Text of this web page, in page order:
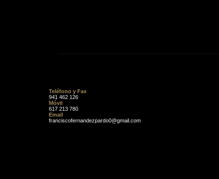
Teléfono y Fax
941 462 126
Móvil
617 213 780
Email
franciscofernandezpardo0@gmail.com